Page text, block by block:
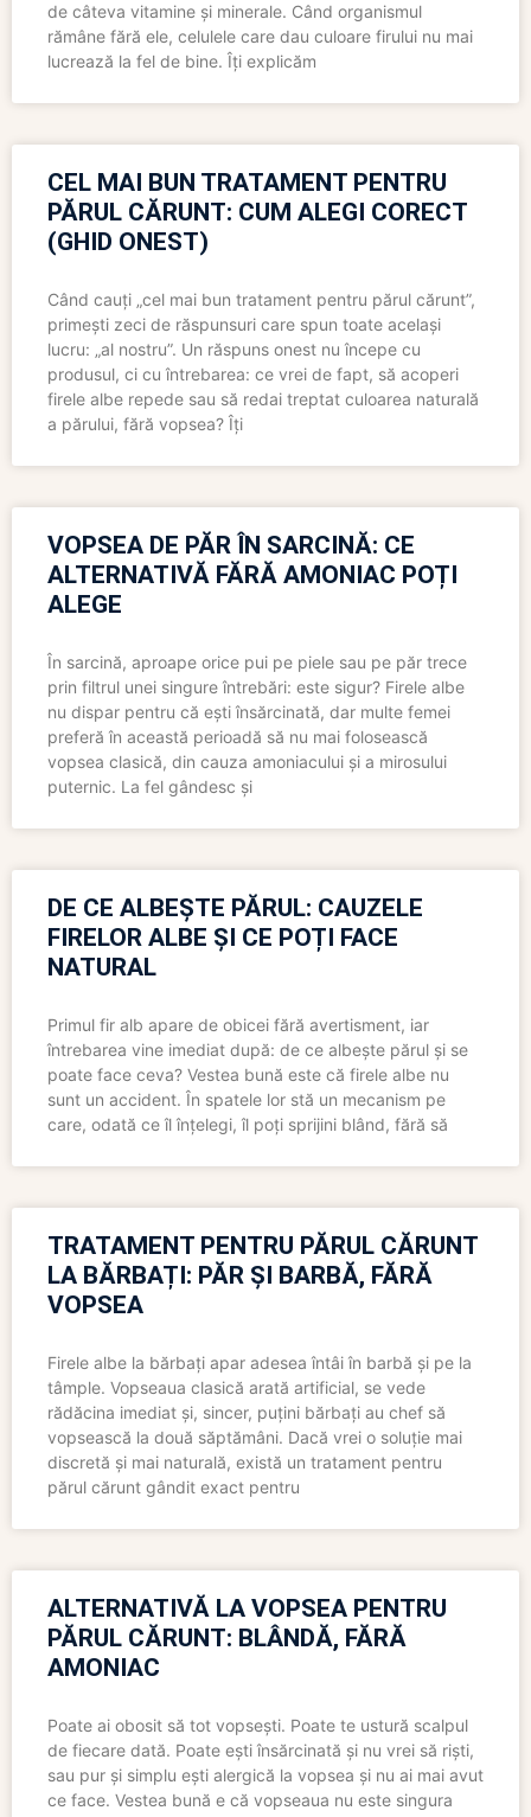
de câteva vitamine și minerale. Când organismul
rămâne fără ele, celulele care dau culoare firului nu mai
lucrează la fel de bine. Îți explicăm
CEL MAI BUN TRATAMENT PENTRU
PĂRUL CĂRUNT: CUM ALEGI CORECT
(GHID ONEST)
Când cauți „cel mai bun tratament pentru părul cărunt”,
primești zeci de răspunsuri care spun toate același
lucru: „al nostru”. Un răspuns onest nu începe cu
produsul, ci cu întrebarea: ce vrei de fapt, să acoperi
firele albe repede sau să redai treptat culoarea naturală
a părului, fără vopsea? Îți
VOPSEA DE PĂR ÎN SARCINĂ: CE
ALTERNATIVĂ FĂRĂ AMONIAC POȚI
ALEGE
În sarcină, aproape orice pui pe piele sau pe păr trece
prin filtrul unei singure întrebări: este sigur? Firele albe
nu dispar pentru că ești însărcinată, dar multe femei
preferă în această perioadă să nu mai folosească
vopsea clasică, din cauza amoniacului și a mirosului
puternic. La fel gândesc și
DE CE ALBEȘTE PĂRUL: CAUZELE
FIRELOR ALBE ȘI CE POȚI FACE
NATURAL
Primul fir alb apare de obicei fără avertisment, iar
întrebarea vine imediat după: de ce albește părul și se
poate face ceva? Vestea bună este că firele albe nu
sunt un accident. În spatele lor stă un mecanism pe
care, odată ce îl înțelegi, îl poți sprijini blând, fără să
TRATAMENT PENTRU PĂRUL CĂRUNT
LA BĂRBAȚI: PĂR ȘI BARBĂ, FĂRĂ
VOPSEA
Firele albe la bărbați apar adesea întâi în barbă și pe la
tâmple. Vopseaua clasică arată artificial, se vede
rădăcina imediat și, sincer, puțini bărbați au chef să
vopsească la două săptămâni. Dacă vrei o soluție mai
discretă și mai naturală, există un tratament pentru
părul cărunt gândit exact pentru
ALTERNATIVĂ LA VOPSEA PENTRU
PĂRUL CĂRUNT: BLÂNDĂ, FĂRĂ
AMONIAC
Poate ai obosit să tot vopsești. Poate te ustură scalpul
de fiecare dată. Poate ești însărcinată și nu vrei să riști,
sau pur și simplu ești alergică la vopsea și nu ai mai avut
ce face. Vestea bună e că vopseaua nu este singura